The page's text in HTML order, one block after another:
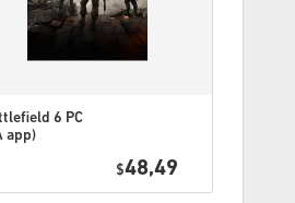
6 PC
app)
$48,49